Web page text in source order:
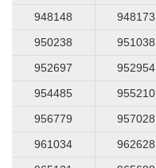
948148
948173
950238
951038
952697
952954
954485
955210
956779
957028
961034
962628